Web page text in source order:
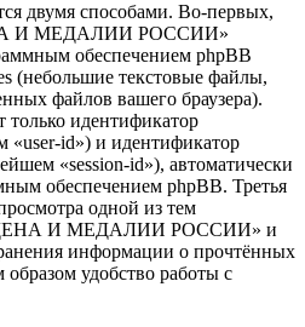
двумя способами. Во-первых,
И МЕДАЛИИ РОССИИ»
обеспечением phpBB
(небольшие текстовые файлы,
файлов вашего браузера).
только идентификатор
«user-id») и идентификатор
«session-id»), автоматически
обеспечением phpBB. Третья
одной из тем
И МЕДАЛИИ РОССИИ» и
информации о прочтённых
удобство работы с